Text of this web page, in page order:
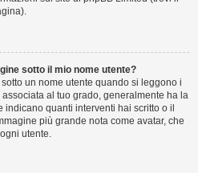
sotto il mio nome utente?
un nome utente quando si leggono i
al tuo grado, generalmente ha la
quanti interventi hai scritto o il
più grande nota come avatar, che
utente.